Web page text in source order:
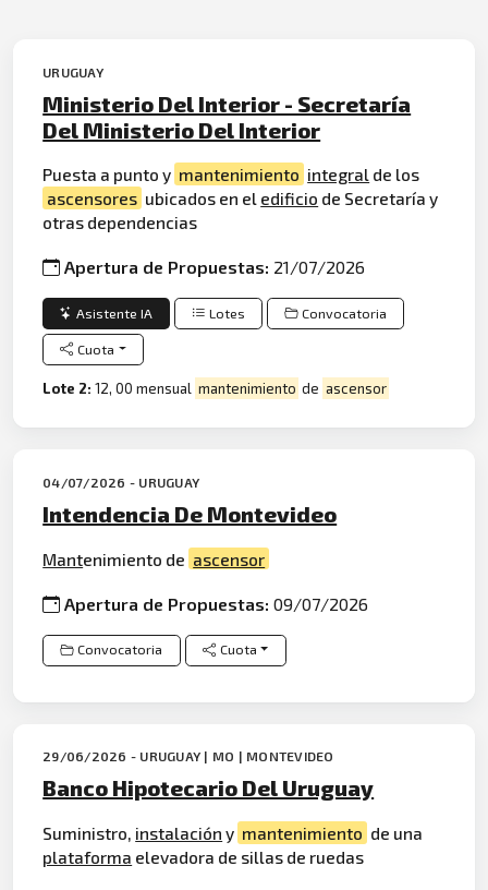
URUGUAY
Ministerio Del Interior - Secretaría
Del Ministerio Del Interior
Puesta a punto y mantenimiento integral de los
ascensores ubicados en el edificio de Secretaría y
otras dependencias
Apertura de Propuestas: 21/07/2026
Asistente IA Lotes Convocatoria
Cuota
Lote 2:12, 00 mensual mantenimiento de ascensor
04/07/2026 - URUGUAY
Intendencia De Montevideo
Mantenimiento de ascensor
Apertura de Propuestas:09/07/2026
Convocatoria Cuota
29/06/2026 - URUGUAY | MO | MONTEVIDEO
Banco Hipotecario Del Uruguay
Suministro, instalación y mantenimiento de una
plataforma elevadora de sillas de ruedas